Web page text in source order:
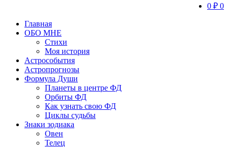
0 ₽ 0
Главная
ОБО МНЕ
Стихи
Моя история
Астрособытия
Астропрогнозы
Формула Души
Планеты в центре ФД
Орбиты ФД
Как узнать свою ФД
Циклы судьбы
Знаки зодиака
Овен
Телец